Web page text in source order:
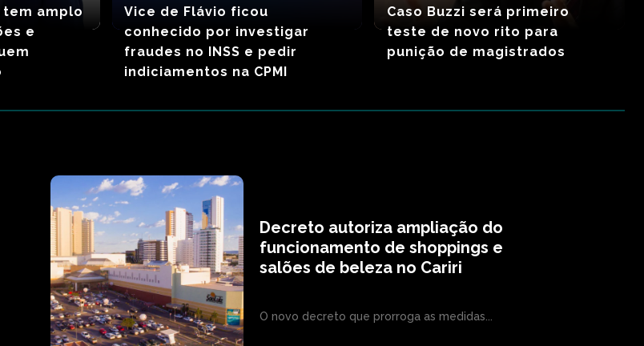
tem amplo
e
Vice de Flávio ficou
conhecido por investigar
fraudes no INSS e pedir
indiciamentos na CPMI
Caso Buzzi será primeiro
teste de novo rito para
punição de magistrados
Decreto autoriza ampliação do
funcionamento de shoppings e
salões de beleza no Cariri
O novo decreto que prorroga as medidas...